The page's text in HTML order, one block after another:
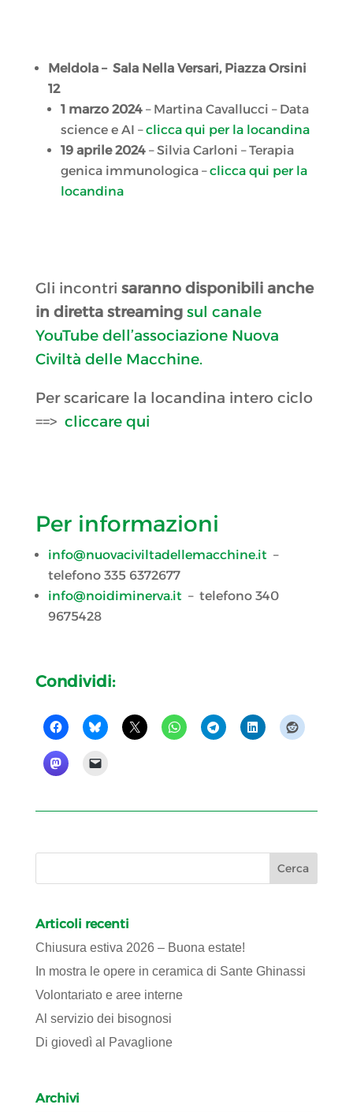
Meldola – Sala Nella Versari, Piazza Orsini
12
1 marzo 2024– Martina Cavallucci – Data
science e AI –clicca qui per la locandina
19 aprile 2024– Silvia Carloni – Terapia
genica immunologica –clicca qui per la
locandina
Gli incontri saranno disponibili anche
in diretta streaming sul canale
YouTube dell’associazione Nuova
Civiltà delle Macchine.
Per scaricare la locandina intero ciclo
==> cliccare qui
Per informazioni
info@nuovaciviltadellemacchine.it –
telefono 335 6372677
info@noidiminerva.it – telefono 340
9675428
Condividi:
Articoli recenti
Chiusura estiva 2026 – Buona estate!
In mostra le opere in ceramica di Sante Ghinassi
Volontariato e aree interne
Al servizio dei bisognosi
Di giovedì al Pavaglione
Archivi